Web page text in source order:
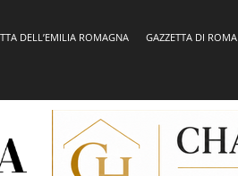
DELL’EMILIA ROMAGNA GAZZETTA DI ROMA